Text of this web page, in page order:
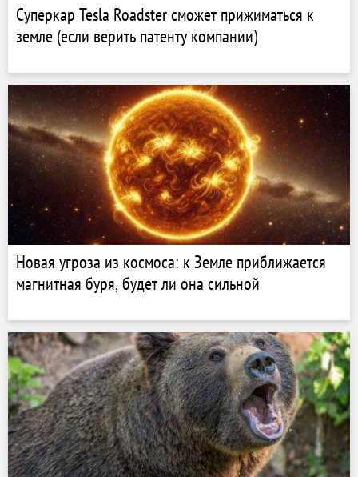
Суперкар Tesla Roadster сможет прижиматься к
земле (если верить патенту компании)
Новая угроза из космоса: к Земле приближается
магнитная буря, будет ли она сильной